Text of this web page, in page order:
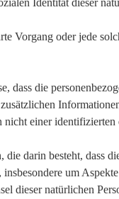
Identität dieser
Vorgang oder jede
dass die
einer
darin besteht, dass
um
dieser natürlichen